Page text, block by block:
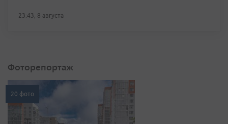
23:43, 8 августа
Фоторепортаж
20 фото